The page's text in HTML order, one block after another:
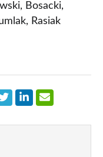
Bosacki,
Rasiak